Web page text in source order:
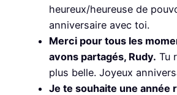
heureux/heureuse de
anniversaire avec toi.
Merci pour tous les
avons partagés, Rudy. Tu
plus belle. Joyeux
Je te souhaite une année